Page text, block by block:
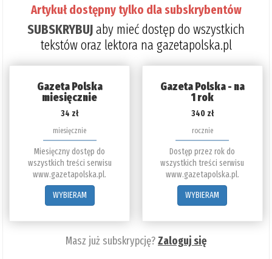
Artykuł dostępny tylko dla subskrybentów
SUBSKRYBUJaby mieć dostęp do wszystkich
tekstów oraz lektora na gazetapolska.pl
Gazeta Polska
miesięcznie
34 zł
miesięcznie
Miesięczny dostęp do
wszystkich treści serwisu
www.gazetapolska.pl.
WYBIERAM
Gazeta Polska - na
1 rok
340 zł
rocznie
Dostęp przez rok do
wszystkich treści serwisu
www.gazetapolska.pl.
WYBIERAM
Masz już subskrypcję?Zaloguj się